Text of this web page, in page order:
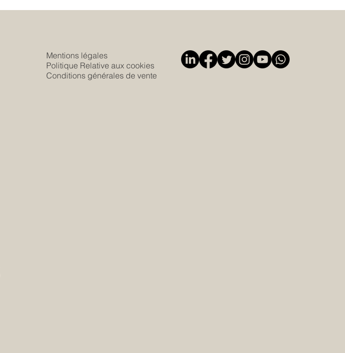
Mentions légales
Politique Relative aux cookies
Conditions générales de vente